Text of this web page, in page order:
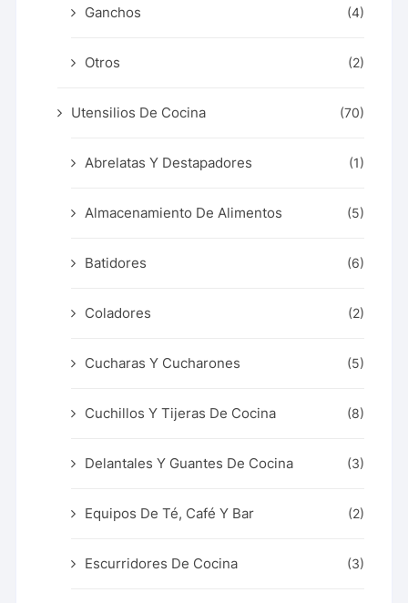
Ganchos (4)
Otros (2)
Utensilios De Cocina (70)
Abrelatas Y Destapadores (1)
Almacenamiento De Alimentos (5)
Batidores (6)
Coladores (2)
Cucharas Y Cucharones (5)
Cuchillos Y Tijeras De Cocina (8)
Delantales Y Guantes De Cocina (3)
Equipos De Té, Café Y Bar (2)
Escurridores De Cocina (3)